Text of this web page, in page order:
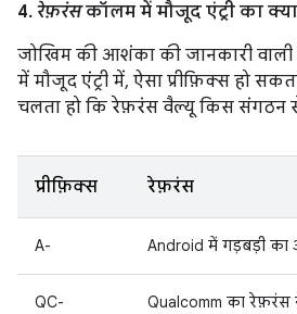
4. रेफ़रंसकॉलम में मौजूद एंट्री का
जोखिम की आशंका की जानकारी
में मौजूद एंट्री में, ऐसा प्रीफ़िक्स हो
चलता हो कि रेफ़रंस वैल्यू किस संगठन
प्रीफ़िक्स रेफ़रंस
A- Android में गड़बड़ी का
QC- Qualcomm का रेफ़रंस